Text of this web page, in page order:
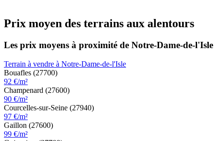
Prix moyen des terrains aux alentours
Les prix moyens à proximité de Notre-Dame-de-l'Isle
Terrain à vendre à Notre-Dame-de-l'Isle
Bouafles (27700)
92 €/m²
Champenard (27600)
90 €/m²
Courcelles-sur-Seine (27940)
97 €/m²
Gaillon (27600)
99 €/m²